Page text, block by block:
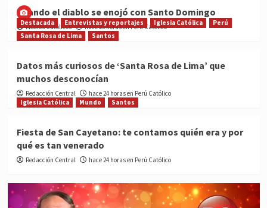
Cuando el diablo se enojó con Santo Domingo
Medios Católicos hace 23 horas en Perú Católico
Destacada Entrevistas y reportajes Iglesia Católica
Perú
Santa Rosa de Lima
Santos
Datos más curiosos de ‘Santa Rosa de Lima’ que
muchos desconocían
Redacción Central
hace 24 horas en Perú Católico
Iglesia Católica
Mundo Santos
Fiesta de San Cayetano: te contamos quién era y por
qué es tan venerado
Redacción Central hace 24 horas en Perú Católico